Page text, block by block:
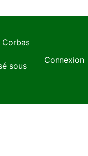
sous
Connexion